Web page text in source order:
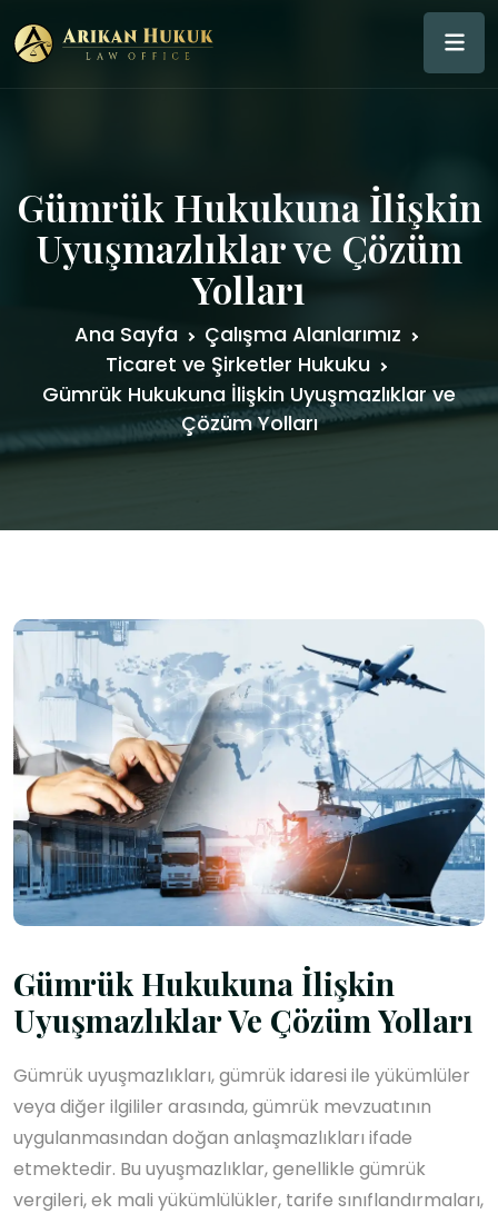
Gümrük Hukukuna İlişkin
Uyuşmazlıklar ve Çözüm
Yolları
Ana Sayfa
Çalışma Alanlarımız
Ticaret ve Şirketler Hukuku
Gümrük Hukukuna İlişkin Uyuşmazlıklar ve
Çözüm Yolları
Gümrük Hukukuna İlişkin
Uyuşmazlıklar Ve Çözüm Yolları
Gümrük uyuşmazlıkları, gümrük idaresi ile yükümlüler
veya diğer ilgililer arasında, gümrük mevzuatının
uygulanmasından doğan anlaşmazlıkları ifade
etmektedir. Bu uyuşmazlıklar, genellikle gümrük
vergileri, ek mali yükümlülükler, tarife sınıflandırmaları,